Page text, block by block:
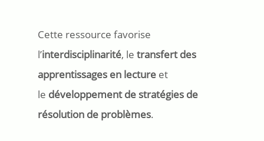
Cette ressource favorise
l’interdisciplinarité, le transfert des
apprentissages en lecture et
le développement de stratégies de
résolution de problèmes.